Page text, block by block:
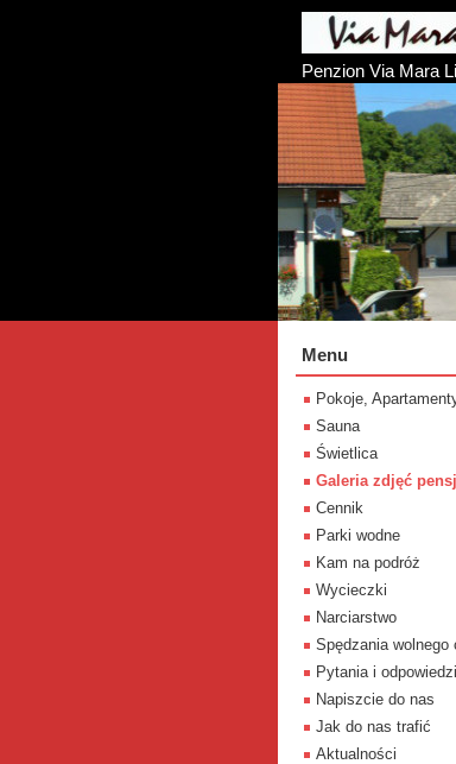
Penzion Via Mara
Menu
Pokoje,
Sauna
Świetlica
Galeria zdjęć
Cennik
Parki wodne
Kam na podróż
Wycieczki
Narciarstwo
Spędzania wolnego
Pytania i odpowiedzi
Napiszcie do nas
Jak do nas trafić
Aktualności